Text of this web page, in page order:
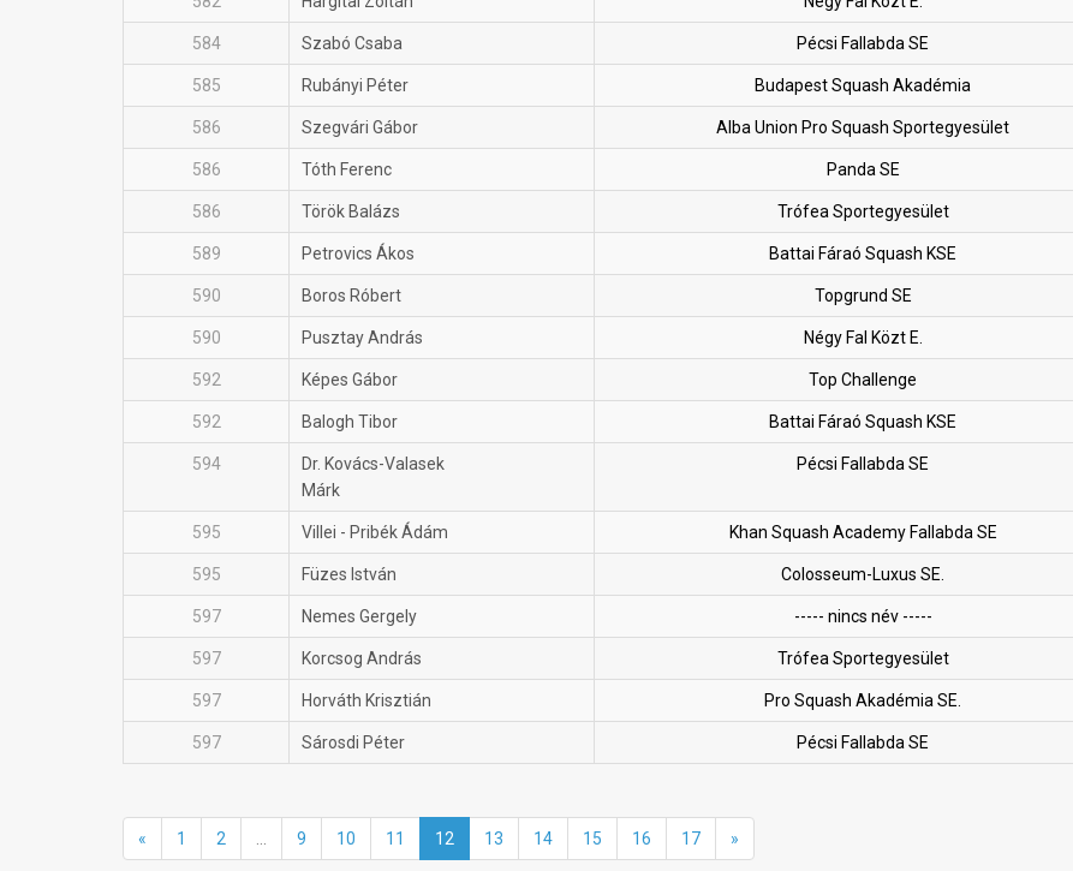
584 Szabó Csaba Pécsi Fallabda SE
585 Rubányi Péter Budapest Squash Akadémia
586 Szegvári Gábor Alba Union Pro Squash Sportegyesület
586 Tóth Ferenc Panda SE
586 Török Balázs Trófea Sportegyesület
589 Petrovics Ákos Battai Fáraó Squash KSE
590 Boros Róbert Topgrund SE
590 Pusztay András Négy Fal Közt E.
592 Képes Gábor Top Challenge
592 Balogh Tibor Battai Fáraó Squash KSE
594
Dr. Kovács-Valasek
Márk
Pécsi Fallabda SE
595 Villei - Pribék Ádám Khan Squash Academy Fallabda SE
595 Füzes István Colosseum-Luxus SE.
597 Nemes Gergely ----- nincs név -----
597 Korcsog András Trófea Sportegyesület
597 Horváth Krisztián Pro Squash Akadémia SE.
597 Sárosdi Péter Pécsi Fallabda SE
« 1 2 9 10 11 12 13 14 15 16 17 »